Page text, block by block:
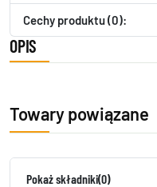
Cechy produktu (0):
OPIS
Towary powiązane
Pokaż składniki(0)